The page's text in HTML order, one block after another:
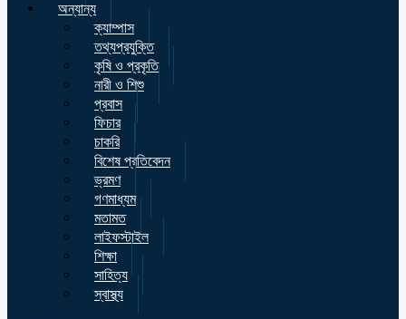
অন্যান্য
ক্যাম্পাস
তথ্যপ্রযুক্তি
কৃষি ও প্রকৃতি
নারী ও শিশু
প্রবাস
ফিচার
চাকরি
বিশেষ প্রতিবেদন
ভ্রমণ
গণমাধ্যম
মতামত
লাইফস্টাইল
শিক্ষা
সাহিত্য
স্বাস্থ্য